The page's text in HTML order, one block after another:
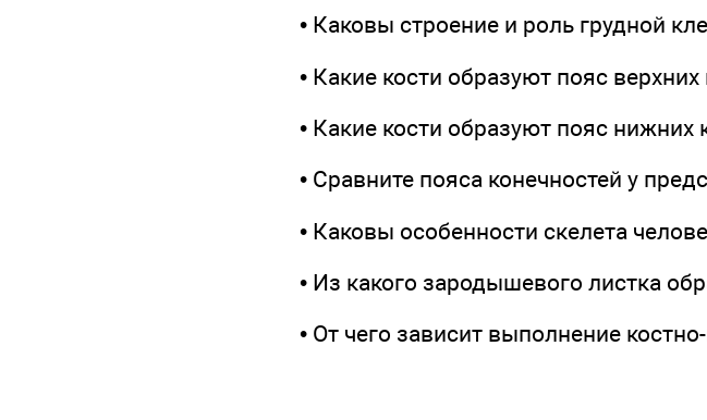
• Каковы строение и роль грудной
• Какие кости образуют пояс верхних
• Какие кости образуют пояс нижних
• Сравните пояса конечностей у
• Каковы особенности скелета
• Из какого зародышевого листка
• От чего зависит выполнение